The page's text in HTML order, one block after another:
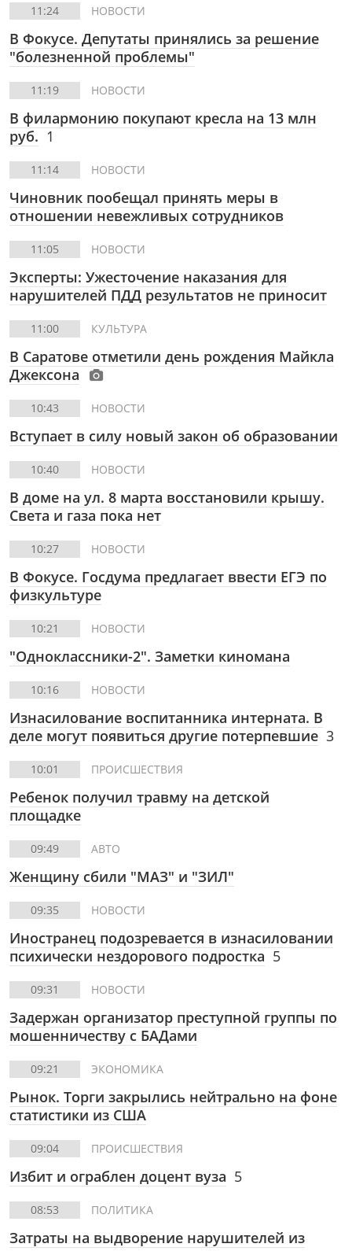
11:24 НОВОСТИ
В Фокусе. Депутаты принялись за решение
"болезненной проблемы"
11:19 НОВОСТИ
В филармонию покупают кресла на 13 млн
руб. 1
11:14 НОВОСТИ
Чиновник пообещал принять меры в
отношении невежливых сотрудников
11:05 НОВОСТИ
Эксперты: Ужесточение наказания для
нарушителей ПДД результатов не приносит
11:00 КУЛЬТУРА
В Саратове отметили день рождения Майкла
Джексона
10:43 НОВОСТИ
Вступает в силу новый закон об образовании
10:40 НОВОСТИ
В доме на ул. 8 марта восстановили крышу.
Света и газа пока нет
10:27 НОВОСТИ
В Фокусе. Госдума предлагает ввести ЕГЭ по
физкультуре
10:21 НОВОСТИ
"Одноклассники-2". Заметки киномана
10:16 НОВОСТИ
Изнасилование воспитанника интерната. В
деле могут появиться другие потерпевшие 3
10:01 ПРОИСШЕСТВИЯ
Ребенок получил травму на детской
площадке
09:49 АВТО
Женщину сбили "МАЗ" и "ЗИЛ"
09:35 НОВОСТИ
Иностранец подозревается в изнасиловании
психически нездорового подростка 5
09:31 НОВОСТИ
Задержан организатор преступной группы по
мошенничеству с БАДами
09:21 ЭКОНОМИКА
Рынок. Торги закрылись нейтрально на фоне
статистики из США
09:04 ПРОИСШЕСТВИЯ
Избит и ограблен доцент вуза 5
08:53 ПОЛИТИКА
Затраты на выдворение нарушителей из